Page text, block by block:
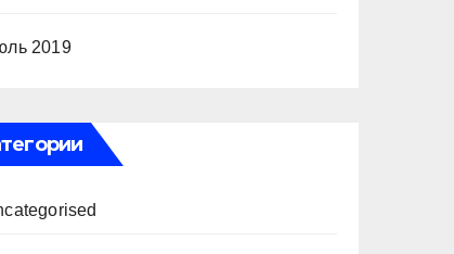
2019